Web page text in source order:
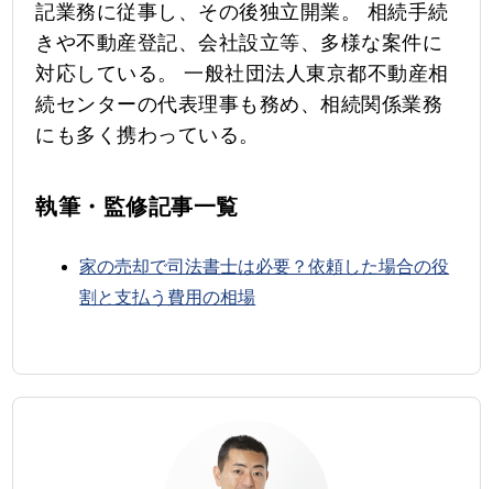
記業務に従事し、その後独立開業。 相続手続
きや不動産登記、会社設立等、多様な案件に
対応している。 一般社団法人東京都不動産相
続センターの代表理事も務め、相続関係業務
にも多く携わっている。
執筆・監修記事一覧
家の売却で司法書士は必要？依頼した場合の役
割と支払う費用の相場